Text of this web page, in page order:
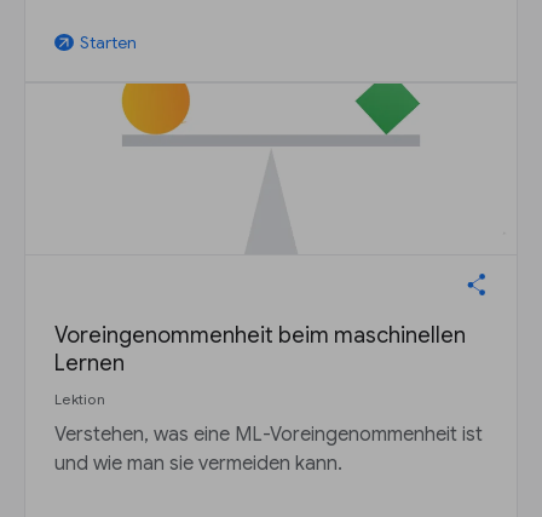
arrow_outward Starten
Voreingenommenheit beim maschinellen
Lernen
Lektion
Verstehen, was eine ML-Voreingenommenheit ist
und wie man sie vermeiden kann.